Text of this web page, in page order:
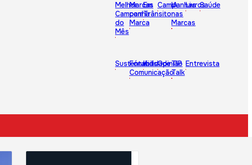
Melhor
Campanha
do
Mês
Marcas
com
Marca
Em
Trânsito
Campanhas
IA
nas
Marcas
LivrosSaúde
Sustentabilidade
Fórum
Comunicação
KidsOpinião
TIP
Talk
Entrevista